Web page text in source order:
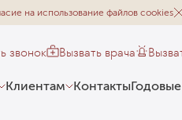
на использование файлов cookies
звонок Вызвать врача
Клиентам Контакты